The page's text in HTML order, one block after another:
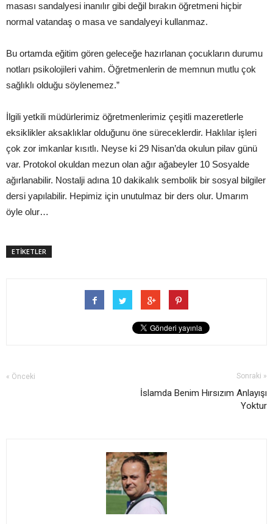
masası sandalyesi inanılır gibi değil bırakın öğretmeni hiçbir
normal vatandaş o masa ve sandalyeyi kullanmaz.
Bu ortamda eğitim gören geleceğe hazırlanan çocukların durumu
notları psikolojileri vahim. Öğretmenlerin de memnun mutlu çok
sağlıklı olduğu söylenemez.”
İlgili yetkili müdürlerimiz öğretmenlerimiz çeşitli mazeretlerle
eksiklikler aksaklıklar olduğunu öne süreceklerdir. Haklılar işleri
çok zor imkanlar kısıtlı. Neyse ki 29 Nisan’da okulun pilav günü
var. Protokol okuldan mezun olan ağır ağabeyler 10 Sosyalde
ağırlanabilir. Nostalji adına 10 dakikalık sembolik bir sosyal bilgiler
dersi yapılabilir. Hepimiz için unutulmaz bir ders olur. Umarım
öyle olur…
ETİKETLER
« Önceki Sonraki »
İslamda Benim Hırsızım Anlayışı
Yoktur